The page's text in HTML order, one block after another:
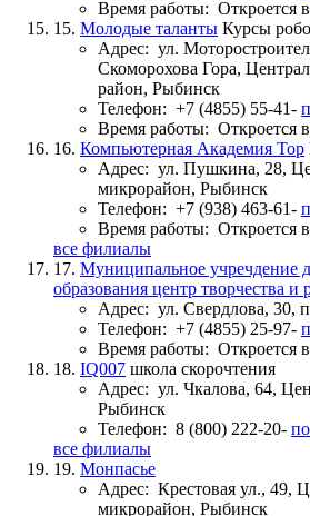
Время работы: Откроется
15. Молодые таланты Курсы
Адрес: ул.
Скоморохова Гора,
район, Рыбинск
Телефон: +7 (4855) 55-41-
Время работы: Откроется
16. Компьютерная Академия Top
Адрес: ул. Пушкина, 28,
микрорайон, Рыбинск
Телефон: +7 (938) 463-61-
Время работы: Откроется
все филиалы
17. Муниципальное учречдение
образования центр творчества и
Адрес: ул. Свердлова, 30,
Телефон: +7 (4855) 25-97-
Время работы: Откроется
18. IQ007 школа скорочтения
Адрес: ул. Чкалова, 64,
Рыбинск
Телефон: 8 (800) 222-20-
все филиалы
19. Монпасье
Адрес: Крестовая ул., 49,
микрорайон, Рыбинск